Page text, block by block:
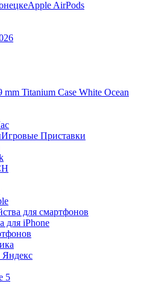
Apple AirPods
Игровые Приставки
для смартфонов
для iPhone
5